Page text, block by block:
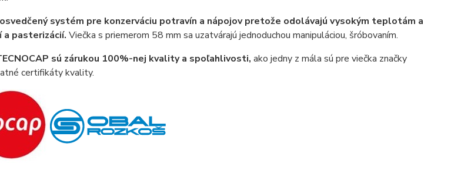
systém pre konzerváciu potravín a nápojov pretože odolávajú vysokým teplotám a
pasterizácií. Viečka s priemerom 58 mm sa uzatvárajú jednoduchou manipuláciou, šróbovaním.
sú zárukou 100%-nej kvality a spoľahlivosti, ako jedny z mála sú pre viečka značky
certifikáty kvality.